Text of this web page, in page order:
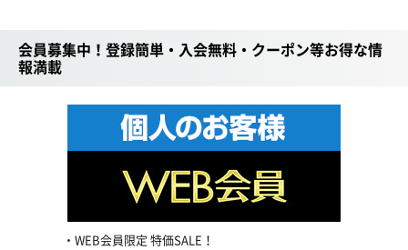
会員募集中！登録簡単・入会無料・クーポン等お得な情
報満載
WEB会員限定 特価SALE！